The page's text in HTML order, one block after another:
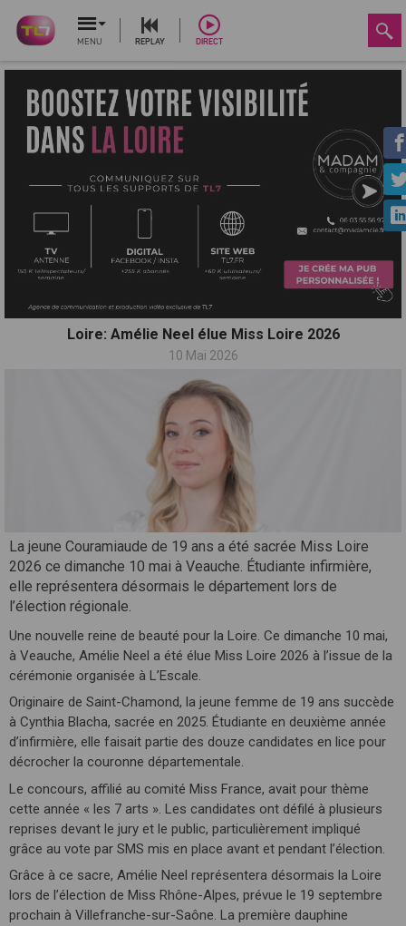
MENU REPLAY DIRECT
Loire: Amélie Neel élue Miss Loire 2026
10 Mai 2026
La jeune Couramiaude de 19 ans a été sacrée Miss Loire
2026 ce dimanche 10 mai à Veauche. Étudiante infirmière,
elle représentera désormais le département lors de
l’élection régionale.
Une nouvelle reine de beauté pour la Loire. Ce dimanche 10 mai,
à Veauche, Amélie Neel a été élue Miss Loire 2026 à l’issue de la
cérémonie organisée à L’Escale.
Originaire de Saint-Chamond, la jeune femme de 19 ans succède
à Cynthia Blacha, sacrée en 2025. Étudiante en deuxième année
d’infirmière, elle faisait partie des douze candidates en lice pour
décrocher la couronne départementale.
Le concours, affilié au comité Miss France, avait pour thème
cette année « les 7 arts ». Les candidates ont défilé à plusieurs
reprises devant le jury et le public, particulièrement impliqué
grâce au vote par SMS mis en place avant et pendant l’élection.
Grâce à ce sacre, Amélie Neel représentera désormais la Loire
lors de l’élection de Miss Rhône-Alpes, prévue le 19 septembre
prochain à Villefranche-sur-Saône. La première dauphine